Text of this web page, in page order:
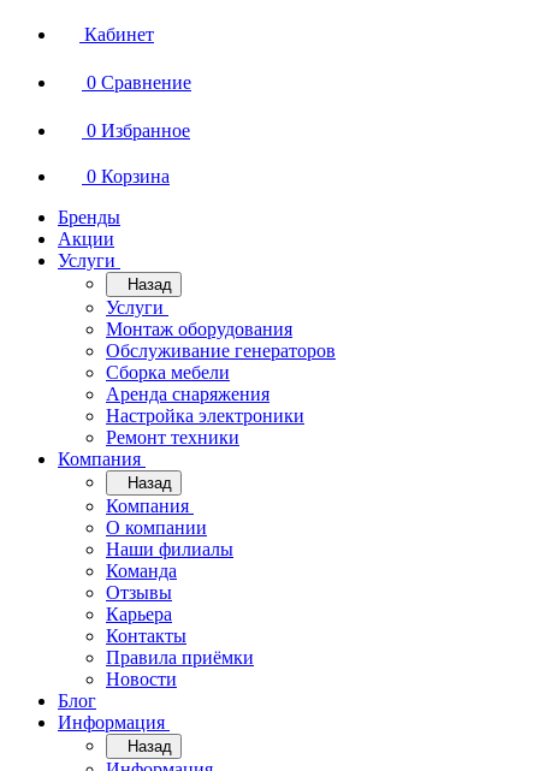
Кабинет
0 Сравнение
0 Избранное
0 Корзина
Бренды
Акции
Услуги
Назад
Услуги
Монтаж оборудования
Обслуживание генераторов
Сборка мебели
Аренда снаряжения
Настройка электроники
Ремонт техники
Компания
Назад
Компания
О компании
Наши филиалы
Команда
Отзывы
Карьера
Контакты
Правила приёмки
Новости
Блог
Информация
Назад